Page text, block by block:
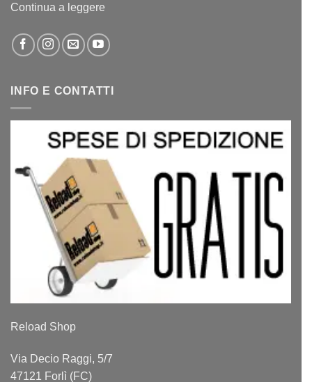
Continua a leggere
INFO E CONTATTI
Reload Shop
Via Decio Raggi, 5/7
47121 Forlì (FC)